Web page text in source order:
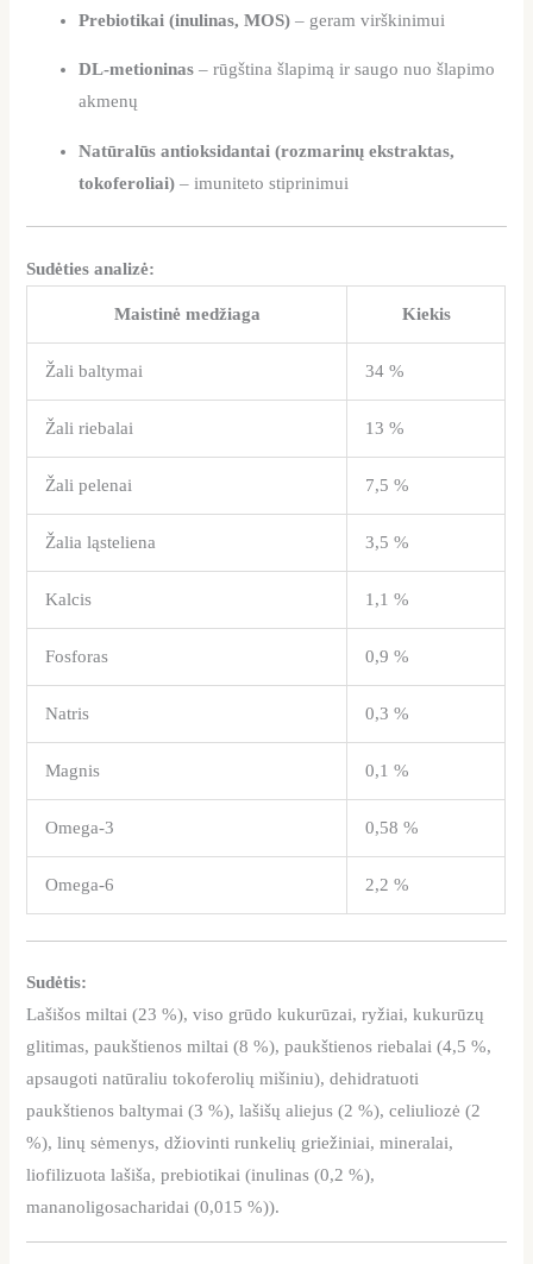
Prebiotikai (inulinas, MOS) – geram virškinimui
DL-metioninas – rūgština šlapimą ir saugo nuo šlapimo
akmenų
Natūralūs antioksidantai (rozmarinų ekstraktas,
tokoferoliai) – imuniteto stiprinimui
Sudėties analizė:
Maistinė medžiaga Kiekis
Žali baltymai 34 %
Žali riebalai 13 %
Žali pelenai 7,5 %
Žalia ląsteliena 3,5 %
Kalcis 1,1 %
Fosforas 0,9 %
Natris 0,3 %
Magnis 0,1 %
Omega-3 0,58 %
Omega-6 2,2 %
Sudėtis:
Lašišos miltai (23 %), viso grūdo kukurūzai, ryžiai, kukurūzų
glitimas, paukštienos miltai (8 %), paukštienos riebalai (4,5 %,
apsaugoti natūraliu tokoferolių mišiniu), dehidratuoti
paukštienos baltymai (3 %), lašišų aliejus (2 %), celiuliozė (2
%), linų sėmenys, džiovinti runkelių griežiniai, mineralai,
liofilizuota lašiša, prebiotikai (inulinas (0,2 %),
mananoligosacharidai (0,015 %)).